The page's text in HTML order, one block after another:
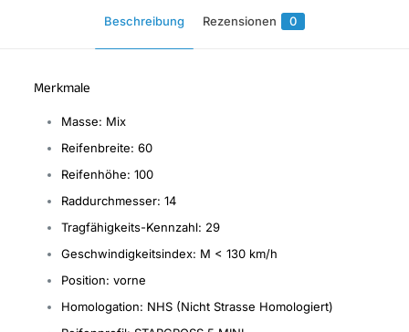
Beschreibung Rezensionen 0
Merkmale
Masse: Mix
Reifenbreite: 60
Reifenhöhe: 100
Raddurchmesser: 14
Tragfähigkeits-Kennzahl: 29
Geschwindigkeitsindex: M < 130 km/h
Position: vorne
Homologation: NHS (Nicht Strasse Homologiert)